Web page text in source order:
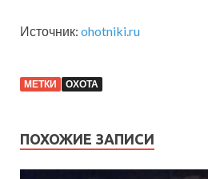
Источник: ohotniki.ru
МЕТКИ ОХОТА
ПОХОЖИЕ ЗАПИСИ